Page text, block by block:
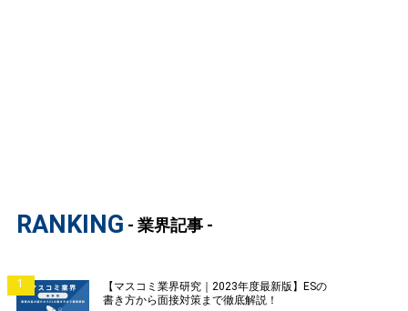
RANKING - 業界記事 -
1
【マスコミ業界研究｜2023年度最新版】ESの
書き方から面接対策まで徹底解説！